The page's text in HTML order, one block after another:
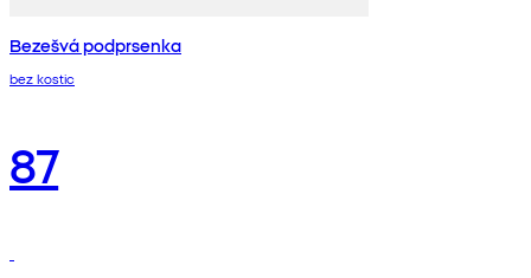
Bezešvá podprsenka
bez kostic
87